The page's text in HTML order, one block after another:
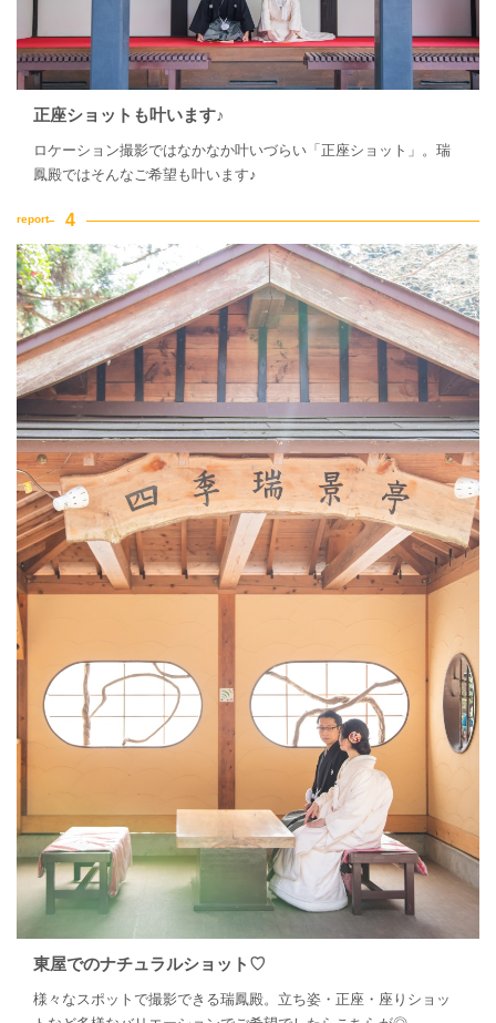
正座ショットも叶います♪
ロケーション撮影ではなかなか叶いづらい「正座ショット」。瑞
鳳殿ではそんなご希望も叶います♪
東屋でのナチュラルショット♡
様々なスポットで撮影できる瑞鳳殿。立ち姿・正座・座りショッ